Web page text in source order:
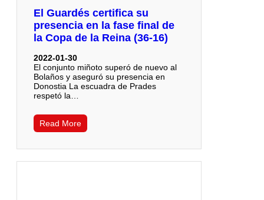
El Guardés certifica su
presencia en la fase final de
la Copa de la Reina (36-16)
2022-01-30
El conjunto miñoto superó de nuevo al
Bolaños y aseguró su presencia en
Donostia La escuadra de Prades
respetó la…
Read More